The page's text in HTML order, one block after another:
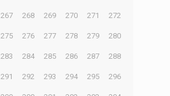
267 268 269 270 271 272
275 276 277 278 279 280
283 284 285 286 287 288
291 292 293 294 295 296